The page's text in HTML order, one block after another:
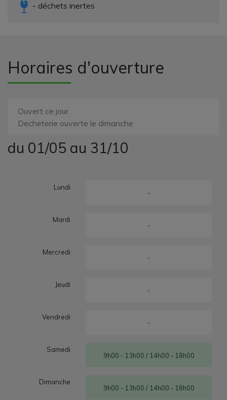
- déchets inertes
Horaires d'ouverture
Ouvert ce jour
Decheterie ouverte le dimanche
du 01/05 au 31/10
Lundi
-
Mardi
-
Mercredi
-
Jeudi
-
Vendredi
-
Samedi
9h00 - 13h00 / 14h00 - 18h00
Dimanche
9h00 - 13h00 / 14h00 - 18h00